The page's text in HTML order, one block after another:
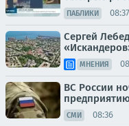
ПАБЛИКИ 08:37
Сергей
МНЕНИЯ
ВС России
СМИ 08:36